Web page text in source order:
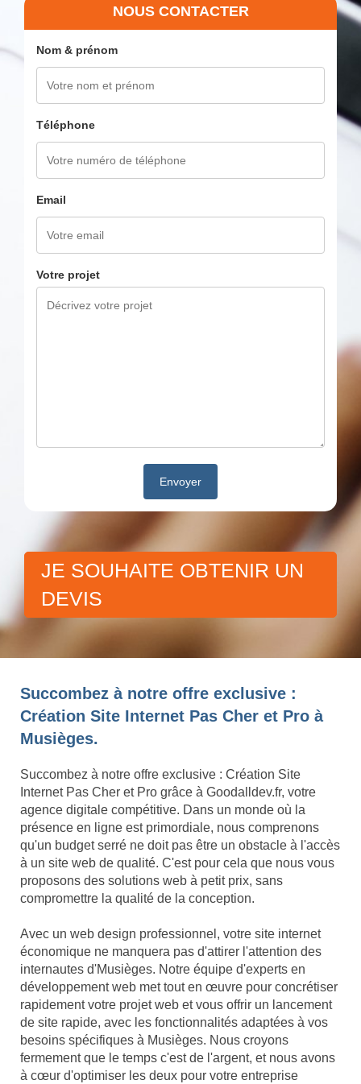
NOUS CONTACTER
Nom & prénom
Téléphone
Email
Votre projet
JE SOUHAITE OBTENIR UN
DEVIS
Succombez à notre offre exclusive :
Création Site Internet Pas Cher et Pro à
Musièges.
Succombez à notre offre exclusive : Création Site
Internet Pas Cher et Pro grâce à Goodalldev.fr, votre
agence digitale compétitive. Dans un monde où la
présence en ligne est primordiale, nous comprenons
qu'un budget serré ne doit pas être un obstacle à l'accès
à un site web de qualité. C'est pour cela que nous vous
proposons des solutions web à petit prix, sans
compromettre la qualité de la conception.
Avec un web design professionnel, votre site internet
économique ne manquera pas d'attirer l'attention des
internautes d'Musièges. Notre équipe d'experts en
développement web met tout en œuvre pour concrétiser
rapidement votre projet web et vous offrir un lancement
de site rapide, avec les fonctionnalités adaptées à vos
besoins spécifiques à Musièges. Nous croyons
fermement que le temps c'est de l'argent, et nous avons
à cœur d'optimiser les deux pour votre entreprise